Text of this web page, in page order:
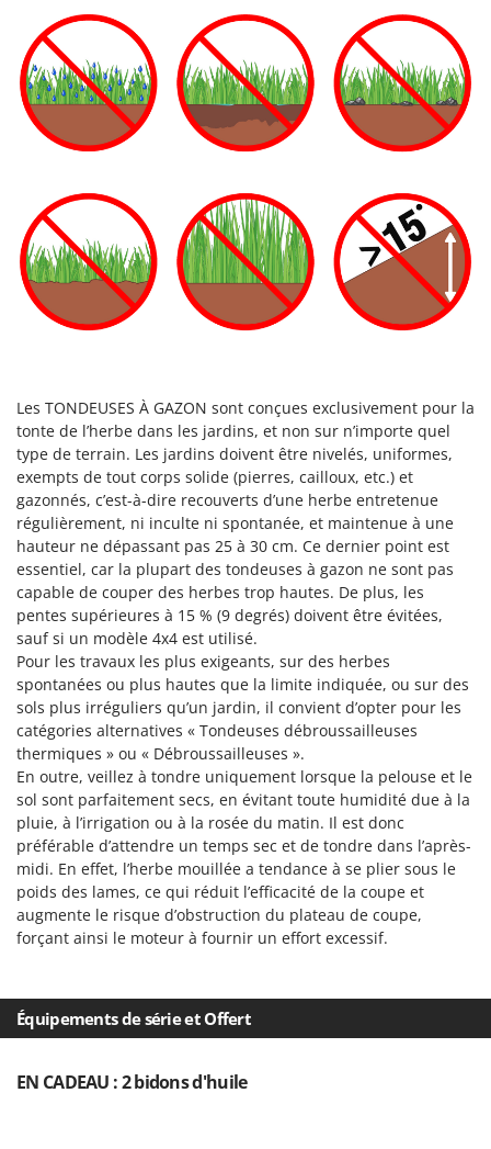
Les TONDEUSES À GAZON sont conçues exclusivement pour la
tonte de l’herbe dans les jardins, et non sur n’importe quel
type de terrain. Les jardins doivent être nivelés, uniformes,
exempts de tout corps solide (pierres, cailloux, etc.) et
gazonnés, c’est-à-dire recouverts d’une herbe entretenue
régulièrement, ni inculte ni spontanée, et maintenue à une
hauteur ne dépassant pas 25 à 30 cm. Ce dernier point est
essentiel, car la plupart des tondeuses à gazon ne sont pas
capable de couper des herbes trop hautes. De plus, les
pentes supérieures à 15 % (9 degrés) doivent être évitées,
sauf si un modèle 4x4 est utilisé.
Pour les travaux les plus exigeants, sur des herbes
spontanées ou plus hautes que la limite indiquée, ou sur des
sols plus irréguliers qu’un jardin, il convient d’opter pour les
catégories alternatives « Tondeuses débroussailleuses
thermiques » ou « Débroussailleuses ».
En outre, veillez à tondre uniquement lorsque la pelouse et le
sol sont parfaitement secs, en évitant toute humidité due à la
pluie, à l’irrigation ou à la rosée du matin. Il est donc
préférable d’attendre un temps sec et de tondre dans l’après-
midi. En effet, l’herbe mouillée a tendance à se plier sous le
poids des lames, ce qui réduit l’efficacité de la coupe et
augmente le risque d’obstruction du plateau de coupe,
forçant ainsi le moteur à fournir un effort excessif.
Équipements de série et Offert
EN CADEAU : 2 bidons d'huile